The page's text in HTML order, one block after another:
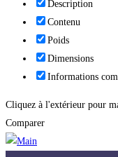
Description
Contenu
Poids
Dimensions
Informations
Cliquez à l'extérieur pour
Comparer